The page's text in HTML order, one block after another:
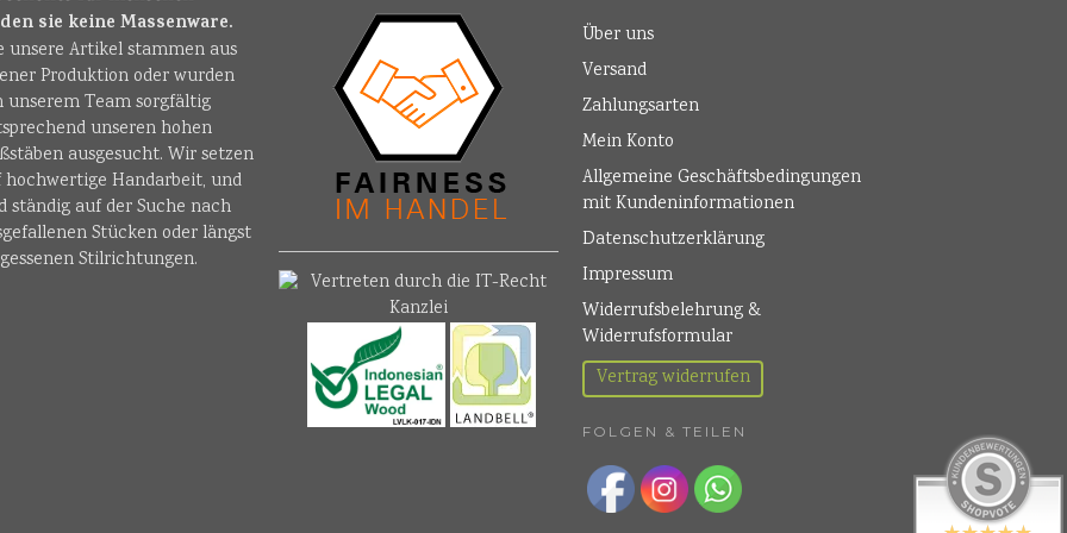
sie keine Massenware.
unsere Artikel stammen aus
Produktion oder wurden
unserem Team sorgfältig
unseren hohen
ausgesucht. Wir setzen
hochwertige Handarbeit, und
ständig auf der Suche nach
Stücken oder längst
Stilrichtungen.
Über uns
Versand
Zahlungsarten
Mein Konto
Allgemeine Geschäftsbedingungen
mit Kundeninformationen
Datenschutzerklärung
Impressum
Widerrufsbelehrung &
Widerrufsformular
Vertrag widerrufen
FOLGEN & TEILEN